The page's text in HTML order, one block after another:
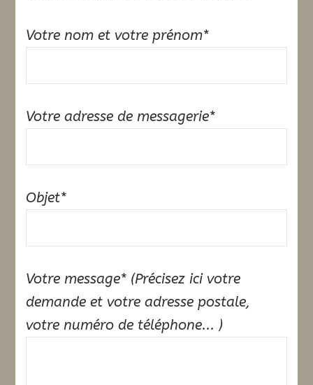
Votre nom et votre prénom*
Votre adresse de messagerie*
Objet*
Votre message* (Précisez ici votre
demande et votre adresse postale,
votre numéro de téléphone... )